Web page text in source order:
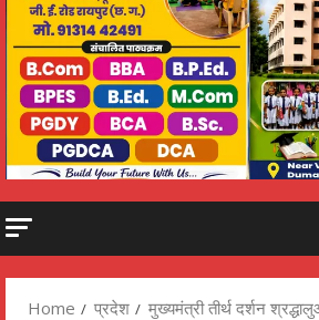
Home प्रदेश मुख्यमंत्री तीर्थ दर्शन